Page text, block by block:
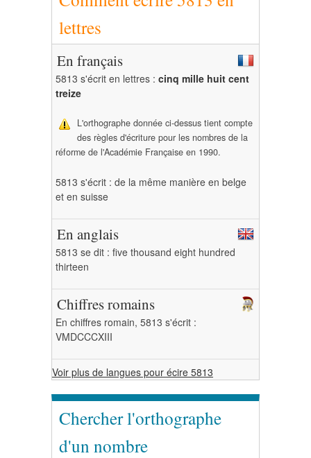
lettres
En français
5813 s'écrit en lettres : cinq mille huit cent
treize
L'orthographe donnée ci-dessus tient compte
des règles d'écriture pour les nombres de la
réforme de l'Académie Française en 1990.
5813 s'écrit : de la même manière en belge
et en suisse
En anglais
5813 se dit : five thousand eight hundred
thirteen
Chiffres romains
En chiffres romain, 5813 s'écrit :
VMDCCCXIII
Voir plus de langues pour écire 5813
Chercher l'orthographe
d'un nombre